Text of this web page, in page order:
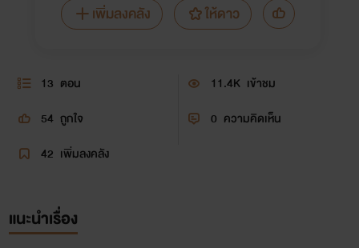
เพิ่มลงคลัง
ให้ดาว
13 ตอน 11.4K เข้าชม
54 ถูกใจ 0 ความคิดเห็น
42 เพิ่มลงคลัง
แนะนำเรื่อง